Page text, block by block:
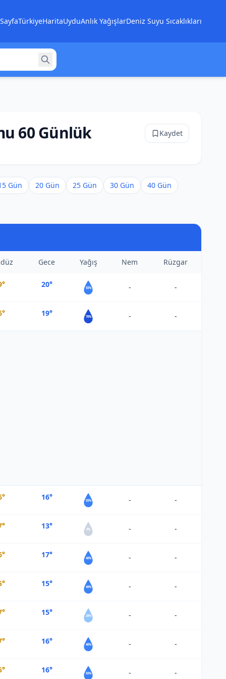
TürkiyeHaritaUyduAnlık YağışlarDeniz Suyu Sıcaklıkları
60 Günlük Kaydet
Gün 20 Gün 25 Gün 30 Gün
40 Gün
Gece Yağış Nem Rüzgar
20° 55% - -
19° 70% - -
16° 55% - -
13° 0% - -
17° 40% - -
15° 40% - -
15° 20% - -
16° 40% - -
16° 55% - -